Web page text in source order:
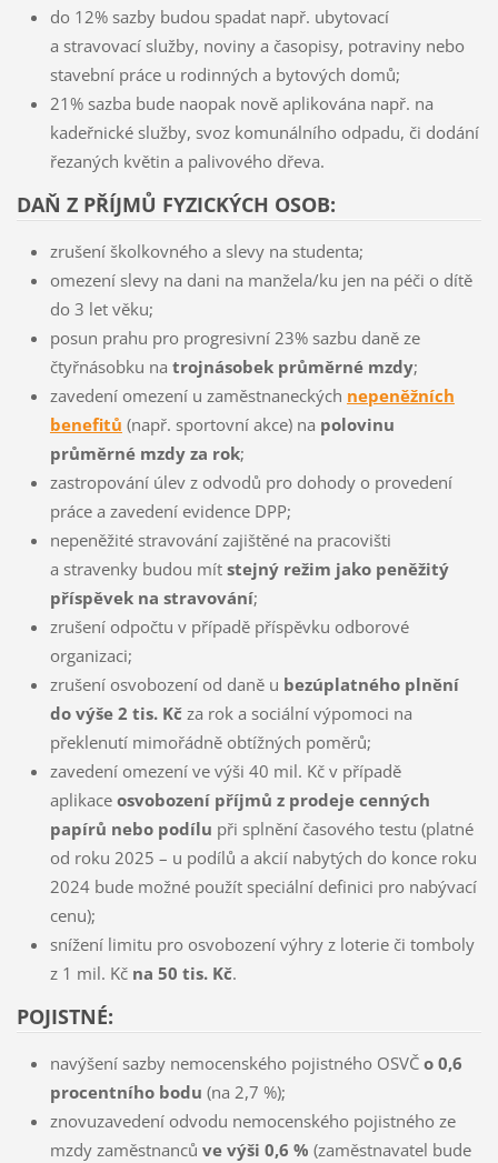
do 12% sazby budou spadat např. ubytovací
a stravovací služby, noviny a časopisy, potraviny nebo
stavební práce u rodinných a bytových domů;
21% sazba bude naopak nově aplikována např. na
kadeřnické služby, svoz komunálního odpadu, či dodání
řezaných květin a palivového dřeva.
DAŇ Z PŘÍJMŮ FYZICKÝCH OSOB:
zrušení školkovného a slevy na studenta;
omezení slevy na dani na manžela/ku jen na péči o dítě
do 3 let věku;
posun prahu pro progresivní 23% sazbu daně ze
čtyřnásobku na trojnásobek průměrné mzdy;
zavedení omezení u zaměstnaneckých nepeněžních
benefitů (např. sportovní akce) na polovinu
průměrné mzdy za rok;
zastropování úlev z odvodů pro dohody o provedení
práce a zavedení evidence DPP;
nepeněžité stravování zajištěné na pracovišti
a stravenky budou mít stejný režim jako peněžitý
příspěvek na stravování;
zrušení odpočtu v případě příspěvku odborové
organizaci;
zrušení osvobození od daně u bezúplatného plnění
do výše 2 tis. Kčza rok a sociální výpomoci na
překlenutí mimořádně obtížných poměrů;
zavedení omezení ve výši 40 mil. Kč v případě
aplikace osvobození příjmů z prodeje cenných
papírů nebo podílu při splnění časového testu (platné
od roku 2025 – u podílů a akcií nabytých do konce roku
2024 bude možné použít speciální definici pro nabývací
cenu);
snížení limitu pro osvobození výhry z loterie či tomboly
z 1 mil. Kč na 50 tis. Kč.
POJISTNÉ:
navýšení sazby nemocenského pojistného OSVČ o 0,6
procentního bodu (na 2,7 %);
znovuzavedení odvodu nemocenského pojistného ze
mzdy zaměstnanců ve výši 0,6 % (zaměstnavatel bude